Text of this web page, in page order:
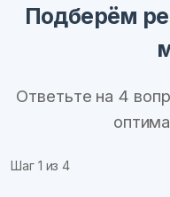
Подберём
Ответьте на 4
Шаг 1 из 4